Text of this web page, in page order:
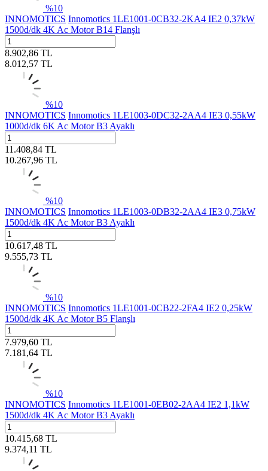
%10
INNOMOTICS Innomotics 1LE1001-0CB32-2KA4 IE2 0,37kW
1500d/dk 4K Ac Motor B14 Flanşlı
8.902,86 TL
8.012,57 TL
%10
INNOMOTICS Innomotics 1LE1003-0DC32-2AA4 IE3 0,55kW
1000d/dk 6K Ac Motor B3 Ayaklı
11.408,84 TL
10.267,96 TL
%10
INNOMOTICS Innomotics 1LE1003-0DB32-2AA4 IE3 0,75kW
1500d/dk 4K Ac Motor B3 Ayaklı
10.617,48 TL
9.555,73 TL
%10
INNOMOTICS Innomotics 1LE1001-0CB22-2FA4 IE2 0,25kW
1500d/dk 4K Ac Motor B5 Flanşlı
7.979,60 TL
7.181,64 TL
%10
INNOMOTICS Innomotics 1LE1001-0EB02-2AA4 IE2 1,1kW
1500d/dk 4K Ac Motor B3 Ayaklı
10.415,68 TL
9.374,11 TL